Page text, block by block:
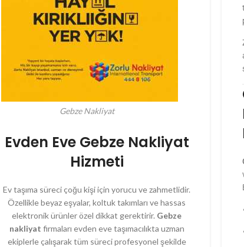
Gebze Nakliyat
Evden Eve Gebze Nakliyat
Hizmeti
Ev taşıma süreci çoğu kişi için yorucu ve zahmetlidir.
Özellikle beyaz eşyalar, koltuk takımları ve hassas
elektronik ürünler özel dikkat gerektirir. Gebze
nakliyat firmaları evden eve taşımacılıkta uzman
ekiplerle çalışarak tüm süreci profesyonel şekilde